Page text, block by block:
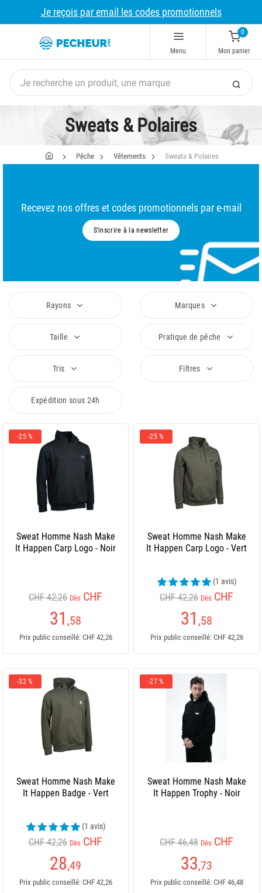
Je reçois par email les codes promotionnels
Menu
0
Mon panier
Sweats & Polaires
Pêche Vêtements Sweats & Polaires
Recevez nos offres et codes promotionnels par e-mail
S’inscrire à la newsletter
Rayons Marques
Taille Pratique de pêche
Tris Filtres
Expédition sous 24h
-25 %
Sweat Homme Nash Make
It Happen Carp Logo - Noir
CHF 42,26 Dès CHF
31 ,58
Prix public conseillé: CHF 42,26
-25 %
Sweat Homme Nash Make
It Happen Carp Logo - Vert
(1 avis)
CHF 42,26 Dès CHF
31 ,58
Prix public conseillé: CHF 42,26
-32 %
Sweat Homme Nash Make
It Happen Badge - Vert
(1 avis)
CHF 42,26 Dès CHF
28,49
Prix public conseillé: CHF 42,26
-27 %
Sweat Homme Nash Make
It Happen Trophy - Noir
CHF 46,48 Dès CHF
33,73
Prix public conseillé: CHF 46,48